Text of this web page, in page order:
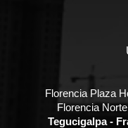
Florencia Plaza
Florencia
Tegucigalpa -